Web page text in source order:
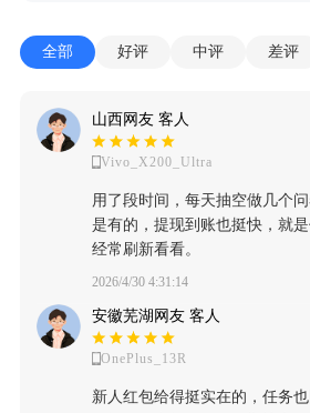
全部 好评 中评 差评
山西网友 客人
Vivo_X200_Ultra
用了段时间，每天抽空做几个
是有的，提现到账也挺快，就
经常刷新看看。
2026/4/30 4:31:14
安徽芜湖网友 客人
OnePlus_13R
新人红包给得挺实在的，任务